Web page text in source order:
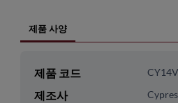
제품 사양
제품 코드
제조사